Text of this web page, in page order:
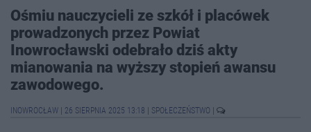
Ośmiu nauczycieli ze szkół i placówek
prowadzonych przez Powiat
Inowrocławski odebrało dziś akty
mianowania na wyższy stopień awansu
zawodowego.
INOWROCŁAW 26 SIERPNIA 2025 13:18 SPOŁECZEŃSTWO